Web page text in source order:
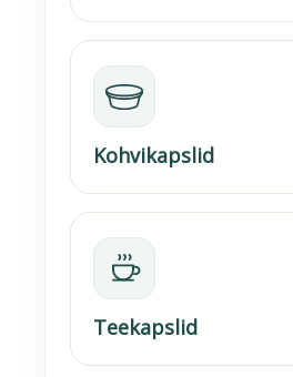
Kohvikapslid
Teekapslid